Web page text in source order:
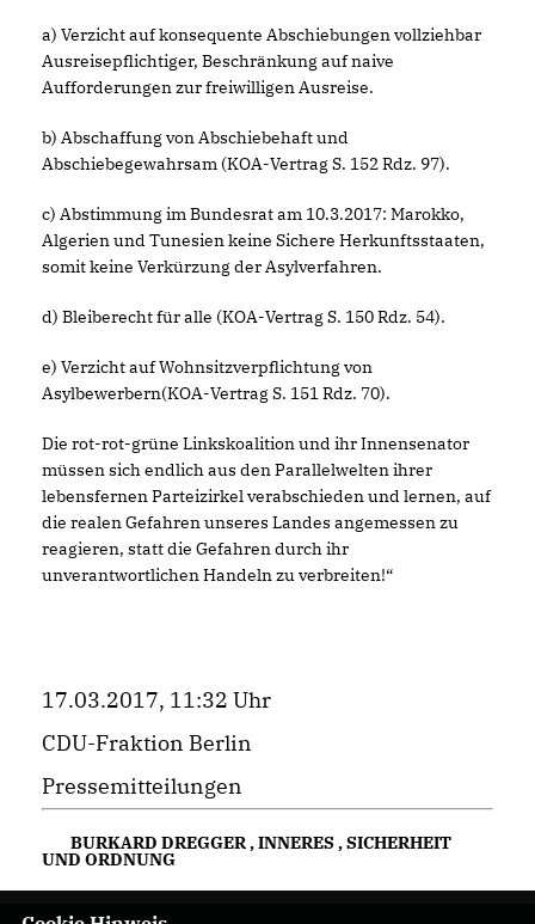
a) Verzicht auf konsequente Abschiebungen vollziehbar
Ausreisepflichtiger, Beschränkung auf naive
Aufforderungen zur freiwilligen Ausreise.
b) Abschaffung von Abschiebehaft und
Abschiebegewahrsam (KOA-Vertrag S. 152 Rdz. 97).
c) Abstimmung im Bundesrat am 10.3.2017: Marokko,
Algerien und Tunesien keine Sichere Herkunftsstaaten,
somit keine Verkürzung der Asylverfahren.
d) Bleiberecht für alle (KOA-Vertrag S. 150 Rdz. 54).
e) Verzicht auf Wohnsitzverpflichtung von
Asylbewerbern(KOA-Vertrag S. 151 Rdz. 70).
Die rot-rot-grüne Linkskoalition und ihr Innensenator
müssen sich endlich aus den Parallelwelten ihrer
lebensfernen Parteizirkel verabschieden und lernen, auf
die realen Gefahren unseres Landes angemessen zu
reagieren, statt die Gefahren durch ihr
unverantwortlichen Handeln zu verbreiten!“
17.03.2017, 11:32 Uhr
CDU-Fraktion Berlin
Pressemitteilungen
BURKARD DREGGER,INNERES ,SICHERHEIT
UND ORDNUNG